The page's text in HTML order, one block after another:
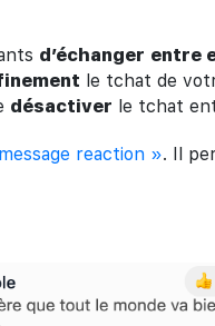
d’échanger entre
le tchat de
désactiver le tchat
reaction ». Il